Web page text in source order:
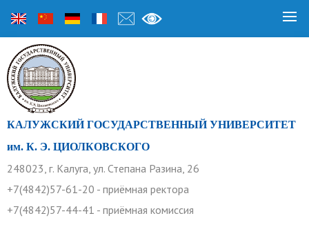
КАЛУЖСКИЙ ГОСУДАРСТВЕННЫЙ УНИВЕРСИТЕТ
им. К. Э. ЦИОЛКОВСКОГО
248023, г. Калуга, ул. Степана Разина, 26
+7(4842)57-61-20 - приёмная ректора
+7(4842)57-44-41 - приёмная комиссия